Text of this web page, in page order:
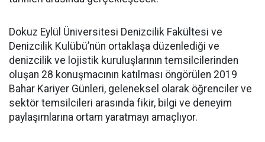
Dokuz Eylül Üniversitesi Denizcilik Fakültesi ve
Denizcilik Kulübü’nün ortaklaşa düzenlediği ve
denizcilik ve lojistik kuruluşlarının temsilcilerinden
oluşan 28 konuşmacının katılması öngörülen 2019
Bahar Kariyer Günleri, geleneksel olarak öğrenciler ve
sektör temsilcileri arasında fikir, bilgi ve deneyim
paylaşımlarına ortam yaratmayı amaçlıyor.